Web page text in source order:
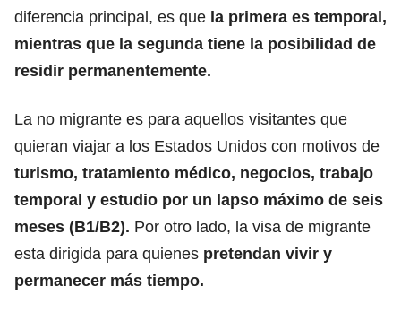
diferencia principal, es que la primera es temporal,
mientras que la segunda tiene la posibilidad de
residir permanentemente.
La no migrante es para aquellos visitantes que
quieran viajar a los Estados Unidos con motivos de
turismo, tratamiento médico, negocios, trabajo
temporal y estudio por un lapso máximo de seis
meses (B1/B2). Por otro lado, la visa de migrante
esta dirigida para quienes pretendan vivir y
permanecer más tiempo.